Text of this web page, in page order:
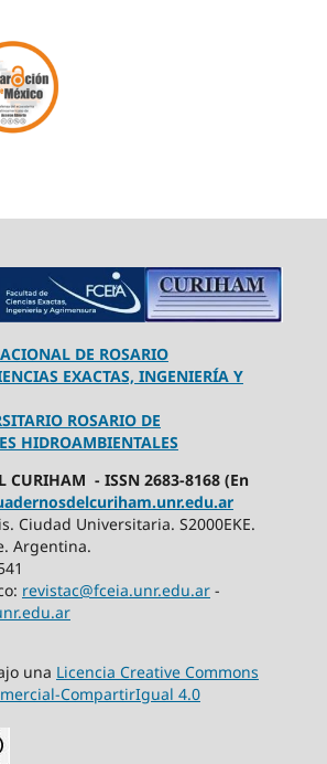
DE ROSARIO
EXACTAS, INGENIERÍA Y
ROSARIO DE
HIDROAMBIENTALES
CURIHAM - ISSN 2683-8168 (En
Ciudad Universitaria. S2000EKE.
Argentina.
revistac@fceia.unr.edu.ar-
una Licencia Creative Commons
CompartirIgual 4.0